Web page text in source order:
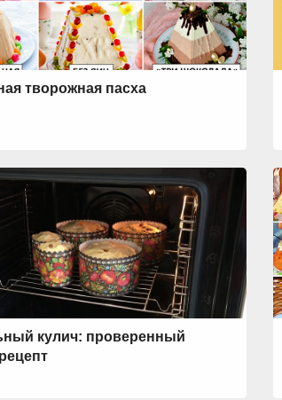
творожная пасха
кулич: проверенный